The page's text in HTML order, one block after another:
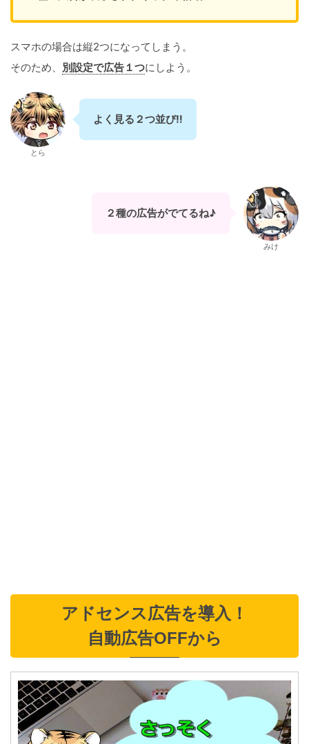
スマホの場合は縦2つになってしまう。
そのため、 別設定で広告１つにしよう。
とら
よく見る２つ並び‼
２種の広告がでてるね♪
みけ
アドセンス広告を導入！
自動広告OFFから